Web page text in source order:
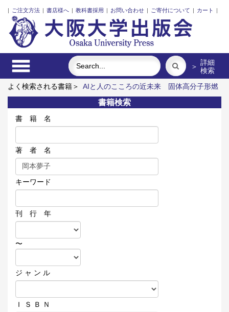
| ご注文方法 | 書店様へ | 教科書採用 | お問い合わせ | ご寄付について | カート |
＞ 詳細
検索
よく検索される書籍＞
AIと人のこころの近未来
固体高分子形燃
料電池要素材料・水素貯蔵材料の知的設計
街に拓く大学
関係
人口の社会学
リスク意思決定論 医学がヒーローであった頃
書籍検索
書 籍 名
著 者 名
キーワード
刊 行 年
〜
ジ ャ ン ル
Ｉ Ｓ Ｂ Ｎ